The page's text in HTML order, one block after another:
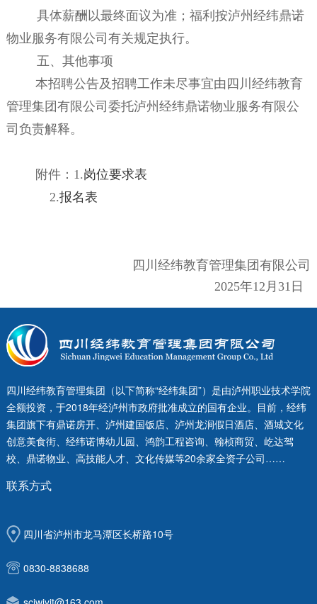
具体薪酬以最终面议为准 ； 福利按泸州经纬鼎诺
物业服务有限公司 有关规定执行。
五、其他事项
本招聘公告及招聘工作未尽事宜由四川经纬教育
管理集团有限公司委托泸州经纬鼎诺物业服务有限公
司 负责解释。
附件 ： 1.岗位要求表
2.报名表
四川经纬教育管理集团有限公司
2025年12月31日
四川经纬教育管理集团（以下简称“经纬集团”）是由泸州职业技术学院
全额投资，于2018年经泸州市政府批准成立的国有企业。目前，经纬
集团旗下有鼎诺房开、泸州建国饭店、泸州龙涧假日酒店、酒城文化
创意美食街、经纬诺博幼儿园、鸿韵工程咨询、翰桢商贸、屹达驾
校、鼎诺物业、高技能人才、文化传媒等20余家全资子公司……
联系方式
四川省泸州市龙马潭区长桥路10号
0830-8838688